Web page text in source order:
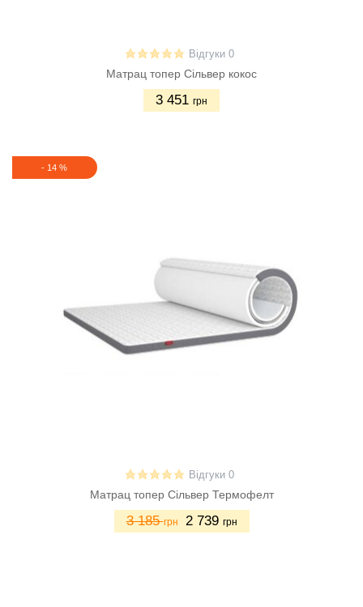
Відгуки 0
Матрац топер Сільвер кокос
3 451 грн
- 14%
Відгуки 0
Матрац топер Сільвер Термофелт
3 185грн 2 739 грн